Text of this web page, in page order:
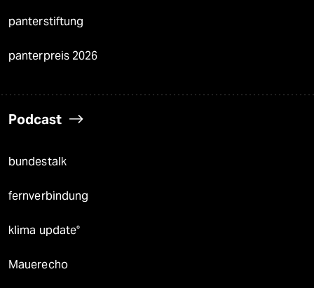
panterstiftung
panterpreis 2026
Podcast
bundestalk
fernverbindung
klima update°
Mauerecho